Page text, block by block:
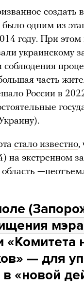
создать
одним из
году. При этом
украинскому
соблюдения
часть
России в
стало известно,
на экстренном
область
мэра
«Комитета
— для
«новой